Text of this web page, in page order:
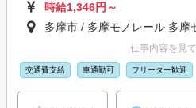
時給1,346円～
多摩市 / 多摩モノレール 多摩
仕事内容を見
交通費支給 車通勤可 フリーター歓迎